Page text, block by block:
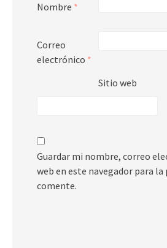
Nombre *
Correo
electrónico *
Sitio web
Guardar mi nombre, correo
web en este navegador para la
comente.